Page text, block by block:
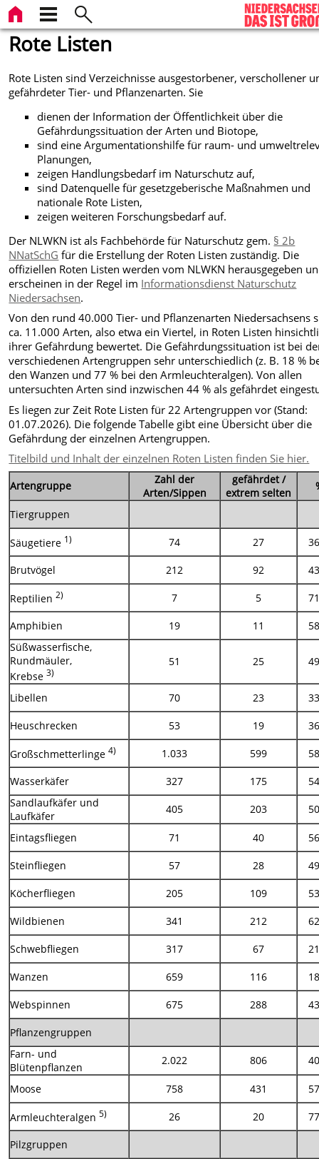
Rote Listen
Rote Listen sind Verzeichnisse ausgestorbener, verschollener
gefährdeter Tier- und Pflanzenarten. Sie
dienen der Information der Öffentlichkeit über die
Gefährdungssituation der Arten und Biotope,
sind eine Argumentationshilfe für raum- und
Planungen,
zeigen Handlungsbedarf im Naturschutz auf,
sind Datenquelle für gesetzgeberische Maßnahmen und
nationale Rote Listen,
zeigen weiteren Forschungsbedarf auf.
Der NLWKN ist als Fachbehörde für Naturschutz gem. § 2b
NNatSchG für die Erstellung der Roten Listen zuständig. Die
offiziellen Roten Listen werden vom NLWKN herausgegeben
erscheinen in der Regel im Informationsdienst Naturschutz
Niedersachsen.
Von den rund 40.000 Tier- und Pflanzenarten Niedersachsens
ca. 11.000 Arten, also etwa ein Viertel, in Roten Listen
ihrer Gefährdung bewertet. Die Gefährdungssituation ist bei
verschiedenen Artengruppen sehr unterschiedlich (z. B. 18 %
den Wanzen und 77 % bei den Armleuchteralgen). Von allen
untersuchten Arten sind inzwischen 44 % als gefährdet
Es liegen zur Zeit Rote Listen für 22 Artengruppen vor (Stand:
01.07.2026). Die folgende Tabelle gibt eine Übersicht über die
Gefährdung der einzelnen Artengruppen.
Titelbild und Inhalt der einzelnen Roten Listen finden Sie hier.
Artengruppe
Zahl der
Arten/Sippen
gefährdet /
extrem selten
Tiergruppen
Säugetiere 1) 74 27
Brutvögel 212 92
Reptilien2) 7 5
Amphibien 19 11
Süßwasserfische,
Rundmäuler,
Krebse3)
51 25
Libellen 70 23
Heuschrecken 53 19
Großschmetterlinge4) 1.033 599
Wasserkäfer 327 175
Sandlaufkäfer und
Laufkäfer
405 203
Eintagsfliegen 71 40
Steinfliegen 57 28
Köcherfliegen 205 109
Wildbienen 341 212
Schwebfliegen 317 67
Wanzen 659 116
Webspinnen 675 288
Pflanzengruppen
Farn- und
Blütenpflanzen
2.022 806
Moose 758 431
Armleuchteralgen5) 26 20
Pilzgruppen